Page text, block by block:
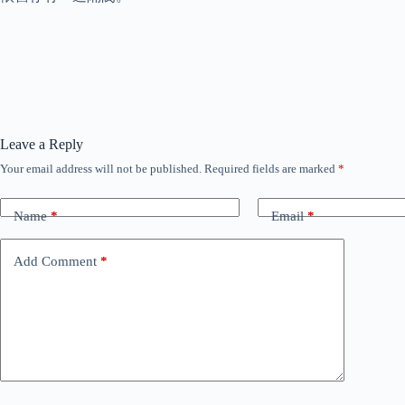
Leave a Reply
Your email address will not be published. Required fields are marked *
Name* Email*
Add Comment *